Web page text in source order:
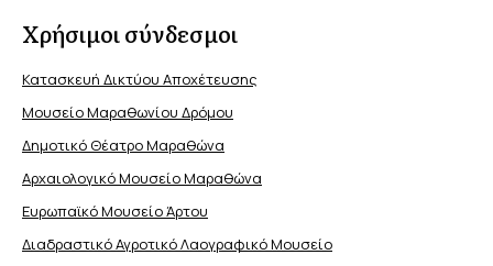
Χρήσιμοι σύνδεσμοι
Κατασκευή Δικτύου Αποχέτευσης
Μουσείο Μαραθωνίου Δρόμου
Δημοτικό Θέατρο Μαραθώνα
Αρχαιολογικό Μουσείο Μαραθώνα
Ευρωπαϊκό Μουσείο Άρτου
Διαδραστικό Αγροτικό Λαογραφικό Μουσείο